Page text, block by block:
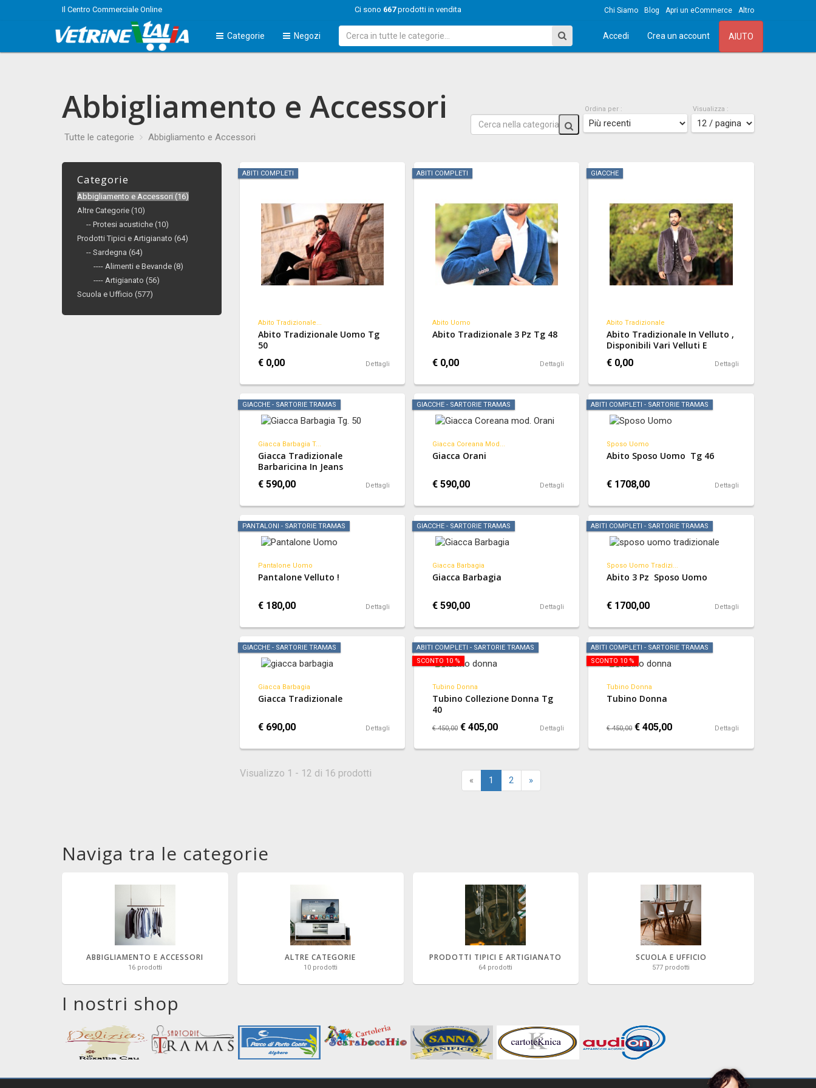
Il Centro Commerciale Online Ci sono 667prodotti in vendita Chi Siamo Blog Apri un eCommerce Altro
Categorie Negozi Accedi Crea un account AIUTO
Abbigliamento e Accessori
Tutte le categorie Abbigliamento e Accessori
Ordina per : Visualizza :
Categorie
Abbigliamento e Accessori (16)
Altre Categorie (10)
-- Protesi acustiche (10)
Prodotti Tipici e Artigianato (64)
-- Sardegna (64)
---- Alimenti e Bevande (8)
---- Artigianato (56)
Scuola e Ufficio (577)
ABITI COMPLETI
Abito Tradizionale...
Abito Tradizionale Uomo Tg
50
€ 0,00
Dettagli
ABITI COMPLETI
Abito Uomo
Abito Tradizionale 3 Pz Tg 48
€ 0,00 Dettagli
GIACCHE
Abito Tradizionale
Abito Tradizionale In Velluto ,
Disponibili Vari Velluti E
Colorazioni
€ 0,00 Dettagli
GIACCHE - SARTORIE TRAMAS
Giacca Barbagia T...
Giacca Tradizionale
Barbaricina In Jeans
€ 590,00
Dettagli
GIACCHE - SARTORIE TRAMAS
Giacca Coreana Mod...
Giacca Orani
€ 590,00 Dettagli
ABITI COMPLETI - SARTORIE TRAMAS
Sposo Uomo
Abito Sposo Uomo Tg 46
€ 1708,00 Dettagli
PANTALONI - SARTORIE TRAMAS
Pantalone Uomo
Pantalone Velluto !
€ 180,00 Dettagli
GIACCHE - SARTORIE TRAMAS
Giacca Barbagia
Giacca Barbagia
€ 590,00 Dettagli
ABITI COMPLETI - SARTORIE TRAMAS
Sposo Uomo Tradizi...
Abito 3 Pz Sposo Uomo
€ 1700,00 Dettagli
GIACCHE - SARTORIE TRAMAS
Giacca Barbagia
Giacca Tradizionale
€ 690,00 Dettagli
ABITI COMPLETI - SARTORIE TRAMAS
SCONTO 10 %
Tubino Donna
Tubino Collezione Donna Tg
40
€ 450,00 € 405,00 Dettagli
ABITI COMPLETI - SARTORIE TRAMAS
SCONTO 10 %
Tubino Donna
Tubino Donna
€ 450,00 € 405,00 Dettagli
Visualizzo 1 - 12 di 16 prodotti
« 1 2 »
Naviga tra le categorie
ABBIGLIAMENTO E ACCESSORI
16 prodotti
ALTRE CATEGORIE
10 prodotti
PRODOTTI TIPICI E ARTIGIANATO
64 prodotti
SCUOLA E UFFICIO
577 prodotti
I nostri shop